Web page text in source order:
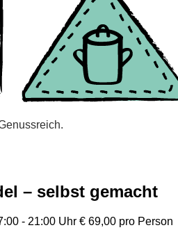
– selbst gemacht
- 21:00 Uhr € 69,00 pro Person